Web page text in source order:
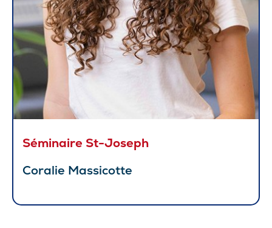
Séminaire St-Joseph
Coralie Massicotte